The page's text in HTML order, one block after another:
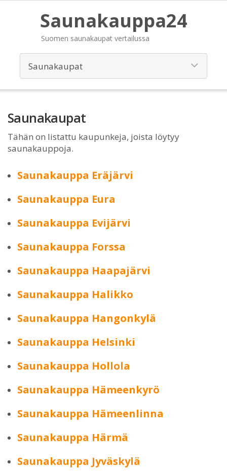
Saunakauppa24
Suomen saunakaupat vertailussa
Saunakaupat
Tähän on listattu kaupunkeja, joista löytyy
saunakauppoja.
Saunakauppa Eräjärvi
Saunakauppa Eura
Saunakauppa Evijärvi
Saunakauppa Forssa
Saunakauppa Haapajärvi
Saunakauppa Halikko
Saunakauppa Hangonkylä
Saunakauppa Helsinki
Saunakauppa Hollola
Saunakauppa Hämeenkyrö
Saunakauppa Hämeenlinna
Saunakauppa Härmä
Saunakauppa Jyväskylä